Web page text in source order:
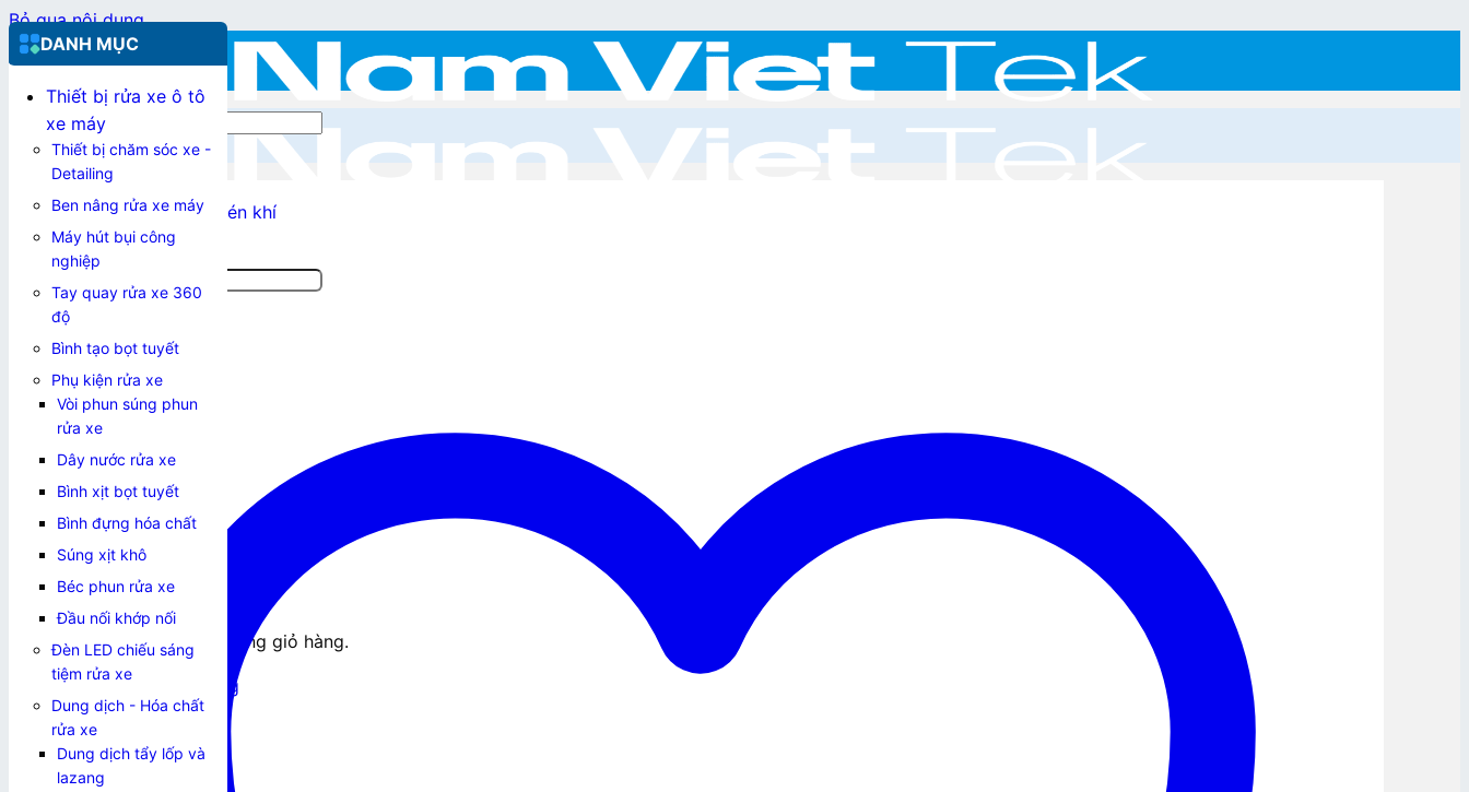
Bỏ qua nội dung
0967.355.653
Đăng nhập / Đăng ký
0 ₫
Chưa có sản phẩm trong giỏ hàng.
Quay trở lại cửa hàng
Giỏ hàng
Tìm kiếm:
DANH MỤC
Thiết bị rửa xe ô tô
xe máy
Thiết bị chăm sóc xe -
Detailing
Ben nâng rửa xe máy
Máy hút bụi công
nghiệp
Tay quay rửa xe 360
độ
Bình tạo bọt tuyết
Phụ kiện rửa xe
Vòi phun súng phun
rửa xe
Dây nước rửa xe
Bình xịt bọt tuyết
Bình đựng hóa chất
Súng xịt khô
Béc phun rửa xe
Đầu nối khớp nối
Đèn LED chiếu sáng
tiệm rửa xe
Dung dịch - Hóa chất
rửa xe
Dung dịch tẩy lốp và
lazang
Nam Việt Tek»Máy nén khí